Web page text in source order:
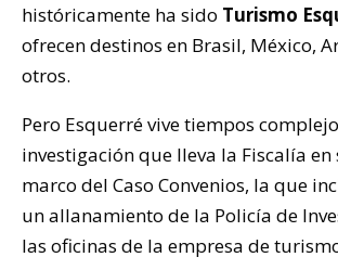
históricamente ha sido Turismo
ofrecen destinos en Brasil, México,
otros.
Pero Esquerré vive tiempos
investigación que lleva la Fiscalía en
marco del Caso Convenios, la que
un allanamiento de la Policía de
las oficinas de la empresa de